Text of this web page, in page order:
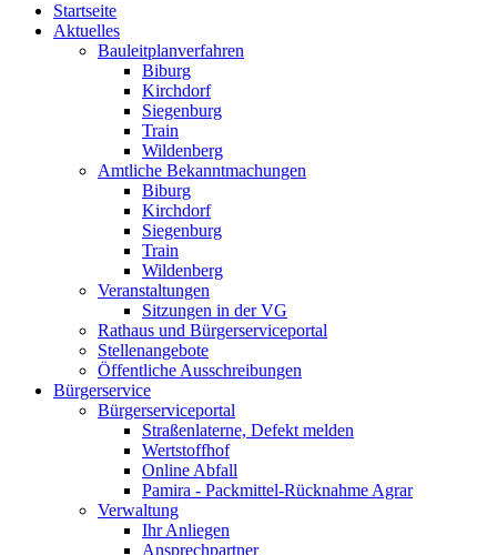
Startseite
Aktuelles
Bauleitplanverfahren
Biburg
Kirchdorf
Siegenburg
Train
Wildenberg
Amtliche Bekanntmachungen
Biburg
Kirchdorf
Siegenburg
Train
Wildenberg
Veranstaltungen
Sitzungen in der VG
Rathaus und Bürgerserviceportal
Stellenangebote
Öffentliche Ausschreibungen
Bürgerservice
Bürgerserviceportal
Straßenlaterne, Defekt melden
Wertstoffhof
Online Abfall
Pamira - Packmittel-Rücknahme Agrar
Verwaltung
Ihr Anliegen
Ansprechpartner